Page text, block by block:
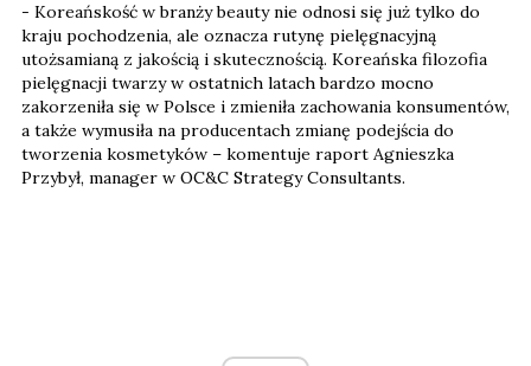
- Koreańskość w branży beauty nie odnosi się już tylko do
kraju pochodzenia, ale oznacza rutynę pielęgnacyjną
utożsamianą z jakością i skutecznością. Koreańska filozofia
pielęgnacji twarzy w ostatnich latach bardzo mocno
zakorzeniła się w Polsce i zmieniła zachowania konsumentów,
a także wymusiła na producentach zmianę podejścia do
tworzenia kosmetyków – komentuje raport Agnieszka
Przybył, manager w OC&C Strategy Consultants.